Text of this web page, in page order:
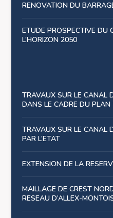
RENOVATION DU
ETUDE PROSPECTIVE DU
L’HORIZON 2050
TRAVAUX SUR LE CANAL
DANS LE CADRE DU
TRAVAUX SUR LE CANAL
PAR L’ETAT
EXTENSION DE LA
MAILLAGE DE CREST
RESEAU D’ALLEX-